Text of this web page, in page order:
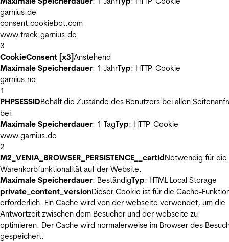
garnius.de
consent.cookiebot.com
www.track.garnius.de
3
CookieConsent [x3]Anstehend
Maximale Speicherdauer: 1 JahrTyp: HTTP-Cookie
garnius.no
1
PHPSESSIDBehält die Zustände des Benutzers bei allen
bei.
Maximale Speicherdauer: 1 TagTyp: HTTP-Cookie
www.garnius.de
2
M2_VENIA_BROWSER_PERSISTENCE__cartIdNotwendig für die
Warenkorbfunktionalität auf der Website.
Maximale Speicherdauer: BeständigTyp: HTML Local Storage
private_content_versionDieser Cookie ist für die Cache-
erforderlich. Ein Cache wird von der webseite verwendet, um die
Antwortzeit zwischen dem Besucher und der webseite zu
optimieren. Der Cache wird normalerweise im Browser des
gespeichert.